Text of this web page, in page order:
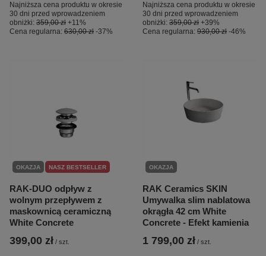
Najniższa cena produktu w okresie
30 dni przed wprowadzeniem
obniżki: 359,00 zł +11%
Cena regularna: 630,00 zł -37%
Najniższa cena produktu w okresie
30 dni przed wprowadzeniem
obniżki: 359,00 zł +39%
Cena regularna: 930,00 zł -46%
OKAZJA NASZ BESTSELLER
RAK-DUO odpływ z
wolnym przepływem z
maskownicą ceramiczną
White Concrete
399,00 zł / szt.
OKAZJA
RAK Ceramics SKIN
Umywalka slim nablatowa
okrągła 42 cm White
Concrete - Efekt kamienia
1 799,00 zł / szt.